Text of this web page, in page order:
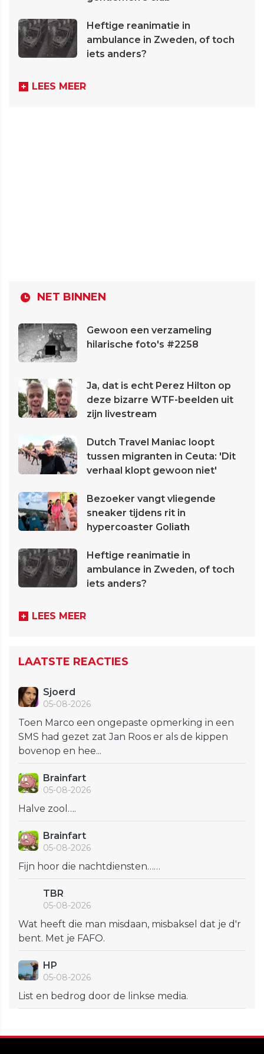
Heftige reanimatie in
ambulance in Zweden, of toch
iets anders?
LEES MEER
NET BINNEN
Gewoon een verzameling
hilarische foto's #2258
Ja, dat is echt Perez Hilton op
deze bizarre WTF-beelden uit
zijn livestream
Dutch Travel Maniac loopt
tussen migranten in Ceuta: 'Dit
verhaal klopt gewoon niet'
Bezoeker vangt vliegende
sneaker tijdens rit in
hypercoaster Goliath
Heftige reanimatie in
ambulance in Zweden, of toch
iets anders?
LEES MEER
LAATSTE REACTIES
Sjoerd
05-08-2026
Toen Marco een ongepaste opmerking in een
SMS had gezet zat Jan Roos er als de kippen
bovenop en hee...
Brainfart
05-08-2026
Halve zool….
Brainfart
05-08-2026
Fijn hoor die nachtdiensten……
TBR
05-08-2026
Wat heeft die man misdaan, misbaksel dat je d'r
bent. Met je FAFO.
HP
05-08-2026
List en bedrog door de linkse media.